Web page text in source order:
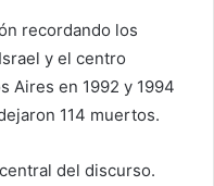
recordando los
y el centro
Aires en 1992 y 1994
114 muertos.
del discurso.